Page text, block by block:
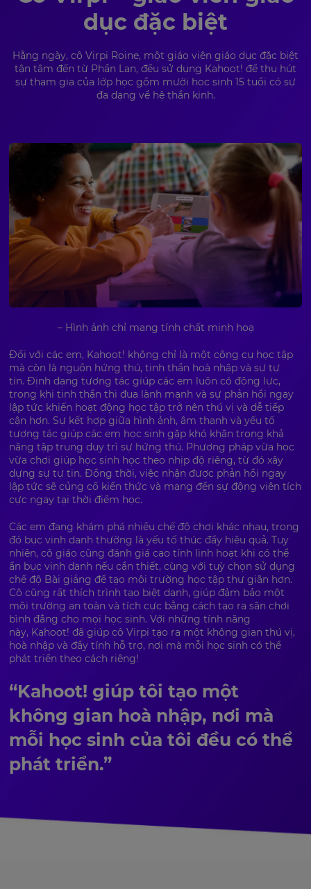
dục đặc biệt
Hằng ngày, cô Virpi Roine, một giáo viên giáo dục đặc biệt
tận tâm đến từ Phần Lan, đều sử dụng Kahoot! để thu hút
sự tham gia của lớp học gồm mười học sinh 15 tuổi có sự
đa dạng về hệ thần kinh.
– Hình ảnh chỉ mang tính chất minh hoạ
Đối với các em, Kahoot! không chỉ là một công cụ học tập
mà còn là nguồn hứng thú, tinh thần hoà nhập và sự tự
tin. Định dạng tương tác giúp các em luôn có động lực,
trong khi tinh thần thi đua lành mạnh và sự phản hồi ngay
lập tức khiến hoạt động học tập trở nên thú vị và dễ tiếp
cận hơn. Sự kết hợp giữa hình ảnh, âm thanh và yếu tố
tương tác giúp các em học sinh gặp khó khăn trong khả
năng tập trung duy trì sự hứng thú. Phương pháp vừa học
vừa chơi giúp học sinh học theo nhịp độ riêng, từ đó xây
dựng sự tự tin. Đồng thời, việc nhận được phản hồi ngay
lập tức sẽ củng cố kiến thức và mang đến sự động viên tích
cực ngay tại thời điểm học.
Các em đang khám phá nhiều chế độ chơi khác nhau, trong
đó bục vinh danh thường là yếu tố thúc đẩy hiệu quả. Tuy
nhiên, cô giáo cũng đánh giá cao tính linh hoạt khi có thể
ẩn bục vinh danh nếu cần thiết, cùng với tuỳ chọn sử dụng
chế độ Bài giảng để tạo môi trường học tập thư giãn hơn.
Cô cũng rất thích trình tạo biệt danh, giúp đảm bảo một
môi trường an toàn và tích cực bằng cách tạo ra sân chơi
bình đẳng cho mọi học sinh. Với những tính năng
này, Kahoot! đã giúp cô Virpi tạo ra một không gian thú vị,
hoà nhập và đầy tính hỗ trợ, nơi mà mỗi học sinh có thể
phát triển theo cách riêng!
“Kahoot! giúp tôi tạo một
không gian hoà nhập, nơi mà
mỗi học sinh của tôi đều có thể
phát triển.”